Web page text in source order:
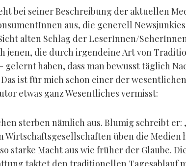
bei seiner Beschreibung der aktuellen
aus, die generell
alten Schlag der LeserInnen/
jenen, die durch irgendeine Art von
gelernt haben, dass man bewusst täglich
ist für mich schon einer der
etwas ganz Wesentliches vermisst:
sterben nämlich aus. Blumig schreibt er:
Wirtschaftsgesellschaften üben die Medien
starke Macht aus wie früher der Glaube.
taktet den traditionellen Tagesablauf